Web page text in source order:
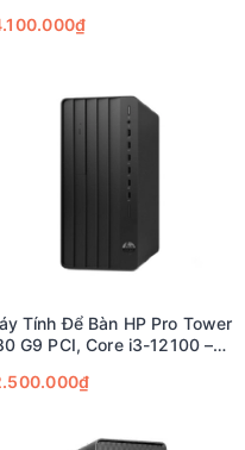
Tính Để Bàn HP Pro Tower
G9 PCI, Core i3-12100 –
Phòng Hiện Đại